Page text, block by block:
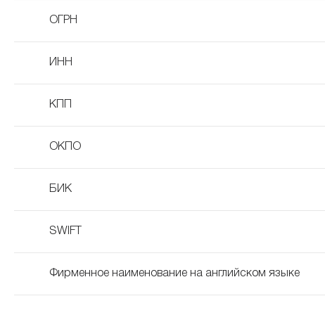
ОГРН
ИНН
КПП
ОКПО
БИК
SWIFT
Фирменное наименование на английском языке